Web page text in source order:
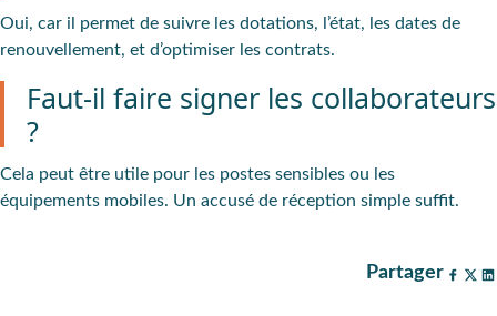
Oui, car il permet de suivre les dotations, l’état, les dates de
renouvellement, et d’optimiser les contrats.
Faut-il faire signer les collaborateurs
?
Cela peut être utile pour les postes sensibles ou les
équipements mobiles. Un accusé de réception simple suffit.
Partager